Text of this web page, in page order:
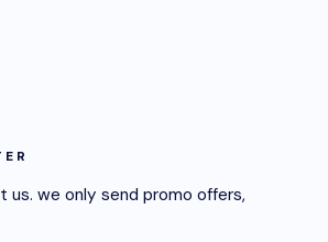
us. we only send promo offers,